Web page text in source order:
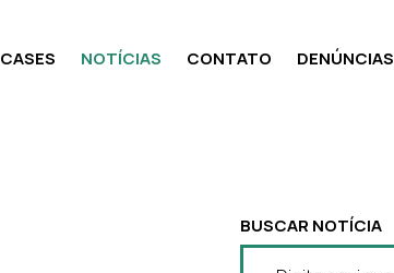
CASES NOTÍCIAS CONTATO DENÚNCIAS
BUSCAR NOTÍCIA